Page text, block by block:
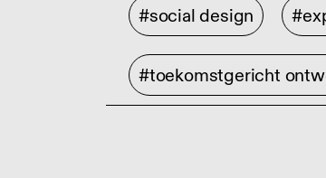
#social design
#toekomstgericht